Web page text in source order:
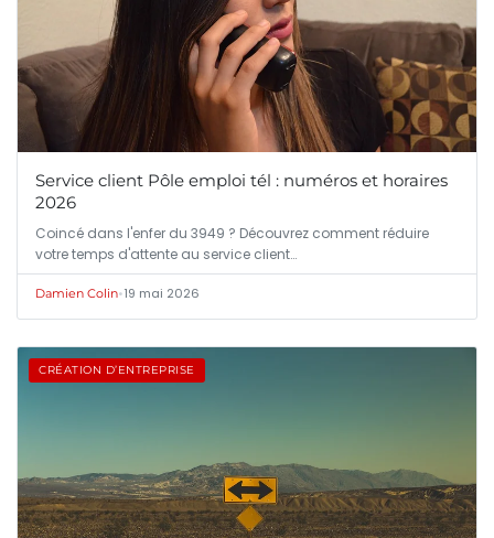
Service client Pôle emploi tél : numéros et horaires
2026
Coincé dans l'enfer du 3949 ? Découvrez comment réduire
votre temps d'attente au service client…
Damien Colin•19 mai 2026
CRÉATION D’ENTREPRISE